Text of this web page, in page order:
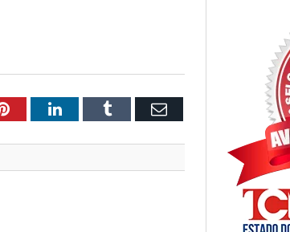
PinterestLinkedInTumblr Email